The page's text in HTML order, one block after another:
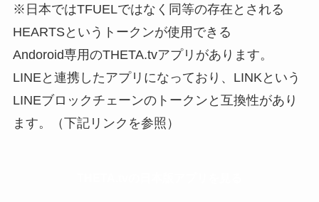
※日本ではTFUELではなく同等の存在とされる
HEARTSというトークンが使用できる
Andoroid専用のTHETA.tvアプリがあります。
LINEと連携したアプリになっており、LINKという
LINEブロックチェーンのトークンと互換性があり
ます。（下記リンクを参照）